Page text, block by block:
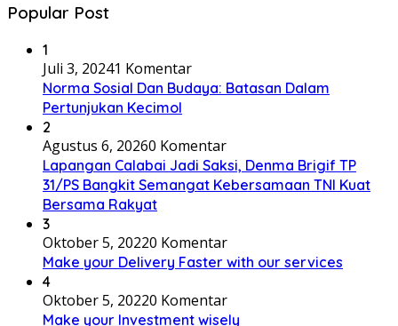
Popular Post
1
Juli 3, 20241 Komentar
Norma Sosial Dan Budaya: Batasan Dalam
Pertunjukan Kecimol
2
Agustus 6, 20260 Komentar
Lapangan Calabai Jadi Saksi, Denma Brigif TP
31/PS Bangkit Semangat Kebersamaan TNI Kuat
Bersama Rakyat
3
Oktober 5, 20220 Komentar
Make your Delivery Faster with our services
4
Oktober 5, 20220 Komentar
Make your Investment wisely